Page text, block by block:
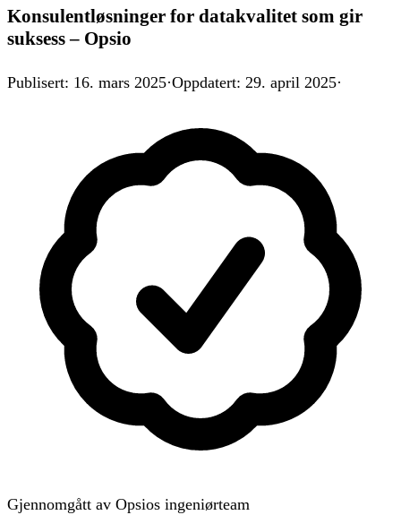
Konsulentløsninger for datakvalitet som gir
suksess – Opsio
Publisert: 16. mars 2025·Oppdatert: 29. april 2025·
Gjennomgått av Opsios ingeniørteam